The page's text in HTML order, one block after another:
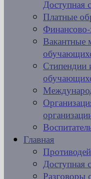
Доступная
Платные
Финансово-
Вакантные
Стипендии
Главная
Доступная
Разговоры